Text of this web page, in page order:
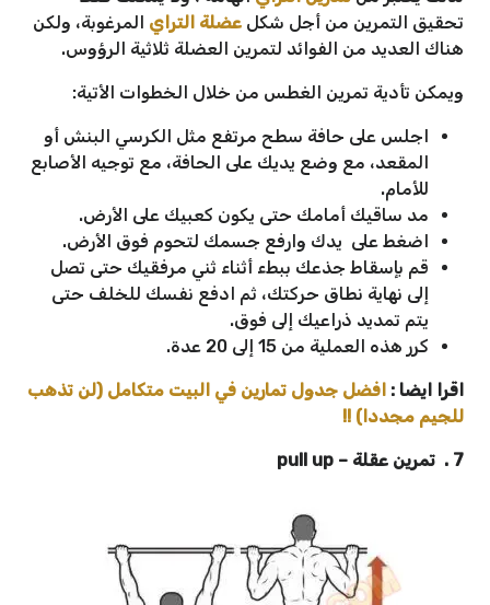
تحقيق التمرين من أجل شكل عضلة التراي المرغوبة، ولكن
هناك العديد من الفوائد لتمرين العضلة ثلاثية الرؤوس.
ويمكن تأدية تمرين الغطس من خلال الخطوات الأتية:
اجلس على حافة سطح مرتفع مثل الكرسي البنش أو
المقعد، مع وضع يديك على الحافة، مع توجيه الأصابع
للأمام.
مد ساقيك أمامك حتى يكون كعبيك على الأرض.
اضغط على يدك وارفع جسمك لتحوم فوق الأرض.
قم بإسقاط جذعك ببطء أثناء ثني مرفقيك حتى تصل
إلى نهاية نطاق حركتك، ثم ادفع نفسك للخلف حتى
يتم تمديد ذراعيك إلى فوق.
كرر هذه العملية من 15 إلى 20 عدة.
اقرا ايضا : افضل جدول تمارين في البيت متكامل (لن تذهب
للجيم مجددا) !!
7 . تمرين عقلة – pull up